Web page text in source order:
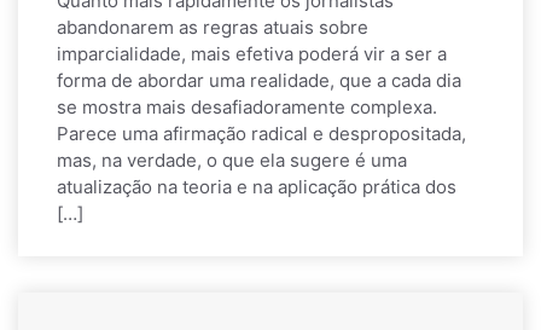
abandonarem as regras atuais sobre
imparcialidade, mais efetiva poderá vir a ser a
forma de abordar uma realidade, que a cada dia
se mostra mais desafiadoramente complexa.
Parece uma afirmação radical e despropositada,
mas, na verdade, o que ela sugere é uma
atualização na teoria e na aplicação prática dos
[…]